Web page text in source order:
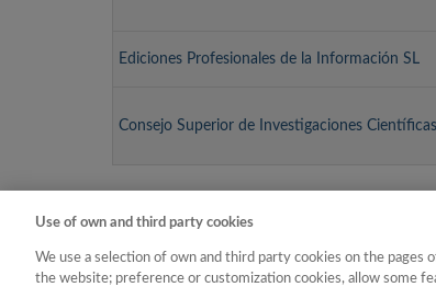
Ediciones Profesionales de la Información SL
Consejo Superior de Investigaciones
Use of own and third party cookies
We use a selection of own and third party cookies on the pages
the website; preference or customization cookies, allow some